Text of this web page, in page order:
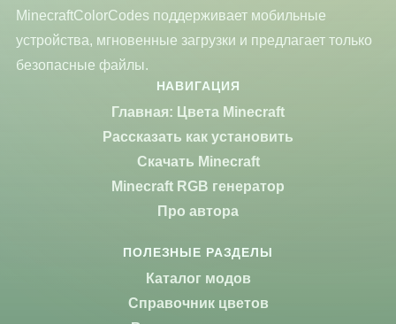
MinecraftColorCodes поддерживает мобильные
устройства, мгновенные загрузки и предлагает только
безопасные файлы.
НАВИГАЦИЯ
Главная: Цвета Minecraft
Рассказать как установить
Скачать Minecraft
Minecraft RGB генератор
Про автора
ПОЛЕЗНЫЕ РАЗДЕЛЫ
Каталог модов
Справочник цветов